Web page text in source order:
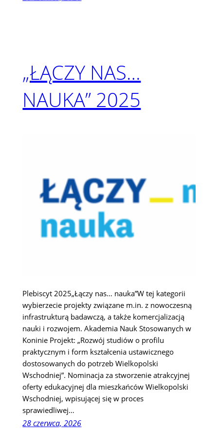
„ŁĄCZY NAS…
NAUKA” 2025
Plebiscyt 2025„Łączy nas… nauka”W tej kategorii
wybierzecie projekty związane m.in. z nowoczesną
infrastrukturą badawczą, a także komercjalizacją
nauki i rozwojem. Akademia Nauk Stosowanych w
Koninie Projekt: „Rozwój studiów o profilu
praktycznym i form kształcenia ustawicznego
dostosowanych do potrzeb Wielkopolski
Wschodniej”. Nominacja za stworzenie atrakcyjnej
oferty edukacyjnej dla mieszkańców Wielkopolski
Wschodniej, wpisującej się w proces
sprawiedliwej…
28 czerwca, 2026